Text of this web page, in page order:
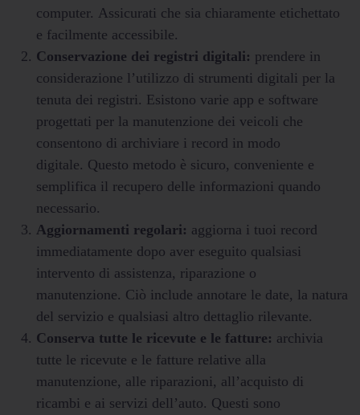
computer. Assicurati che sia chiaramente etichettato
e facilmente accessibile.
Conservazione dei registri digitali: prendere in
considerazione l’utilizzo di strumenti digitali per la
tenuta dei registri. Esistono varie app e software
progettati per la manutenzione dei veicoli che
consentono di archiviare i record in modo
digitale. Questo metodo è sicuro, conveniente e
semplifica il recupero delle informazioni quando
necessario.
Aggiornamenti regolari: aggiorna i tuoi record
immediatamente dopo aver eseguito qualsiasi
intervento di assistenza, riparazione o
manutenzione. Ciò include annotare le date, la natura
del servizio e qualsiasi altro dettaglio rilevante.
Conserva tutte le ricevute e le fatture: archivia
tutte le ricevute e le fatture relative alla
manutenzione, alle riparazioni, all’acquisto di
ricambi e ai servizi dell’auto. Questi sono